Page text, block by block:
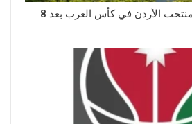
فيفا يحول مستحقات منتخب الأردن في كأس العرب بعد 8